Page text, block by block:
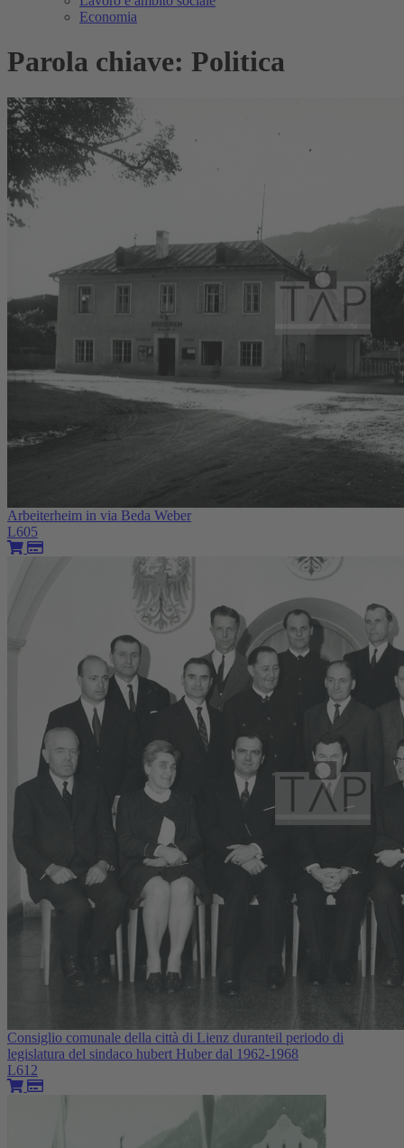
Economia
Parola chiave: Politica
Arbeiterheim in via Beda Weber
L605
Consiglio comunale della città di Lienz duranteil periodo di
legislatura del sindaco hubert Huber dal 1962-1968
L612